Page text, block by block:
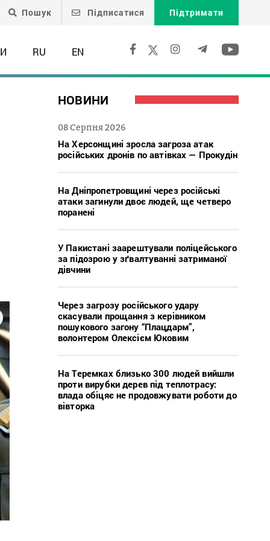
Пошук Підписатися Підтримати
RU EN
НОВИНИ
08 Серпня 2026
На Херсонщині зросла загроза атак
російських дронів по автівках — Прокудін
На Дніпропетровщині через російські
атаки загинули двоє людей, ще четверо
поранені
У Пакистані заарештували поліцейського
за підозрою у зґвалтуванні затриманої
дівчини
Через загрозу російського удару
скасували прощання з керівником
пошукового загону “Плацдарм”,
волонтером Олексієм Юковим
На Теремках близько 300 людей вийшли
проти вирубки дерев під теплотрасу:
влада обіцяє не продовжувати роботи до
вівторка